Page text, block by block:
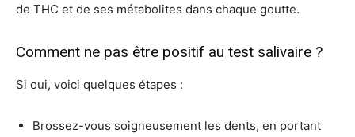
de THC et de ses métabolites dans chaque goutte.
Comment ne pas être positif au test salivaire ?
Si oui, voici quelques étapes :
Brossez-vous soigneusement les dents, en portant